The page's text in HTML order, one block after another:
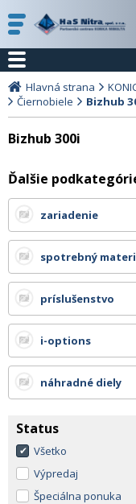
Hlavná strana
Čiernobiele
Bizhub
Bizhub 300i
Ďalšie
zariadenie
spotrebný
príslušenstvo
i-options
náhradné diely
Status
Všetko
Výpredaj
Špeciálna ponuka